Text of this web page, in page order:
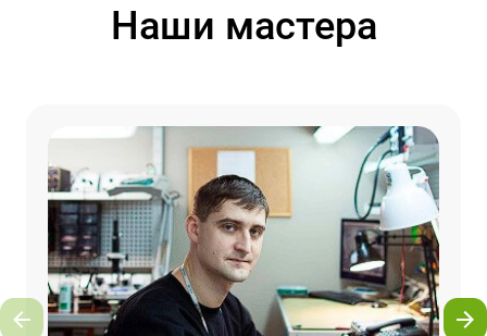
Наши мастера